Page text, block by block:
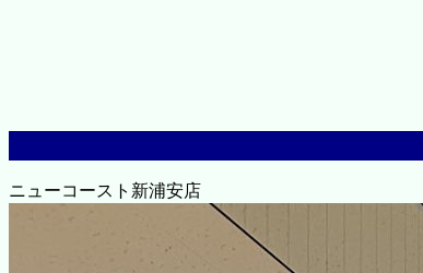
ニューコースト新浦安店